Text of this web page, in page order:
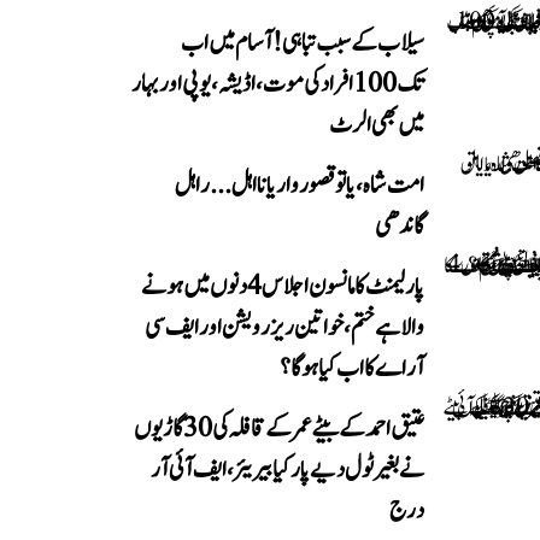
سیلاب کے سبب تباہی! آسام میں اب
تک 100 افراد کی موت، اڈیشہ، یوپی اور بہار
میں بھی الرٹ
امت شاہ، یا تو قصوروار یا نااہل... راہل
گاندھی
پارلیمنٹ کا مانسون اجلاس 4 دنوں میں ہونے
والا ہے ختم، خواتین ریزرویشن اور ایف سی
آر اے کا اب کیا ہوگا؟
عتیق احمد کے بیٹے عمر کے قافلہ کی 30 گاڑیوں
نے بغیر ٹول دیے پار کیا بیریئر، ایف آئی آر
درج